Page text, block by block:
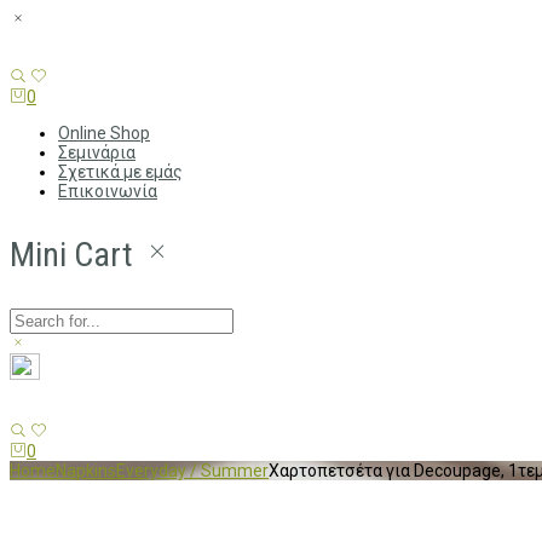
0
Online Shop
Σεμινάρια
Σχετικά με εμάς
Επικοινωνία
Mini Cart
0
HomeNapkinsEveryday / SummerΧαρτοπετσέτα για Decoupage,